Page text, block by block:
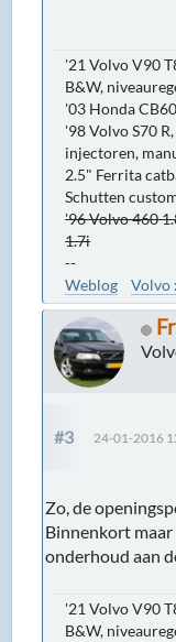
'21 Volvo V90
B&W,
'03 Honda
'98 Volvo S70
injectoren,
2.5" Ferrita
Schutten
'96 Volvo 460
1.7i
--
Weblog
Volvo
#3 24-01-2016
Zo, de
Binnenkort maar
onderhoud aan
'21 Volvo V90
B&W,